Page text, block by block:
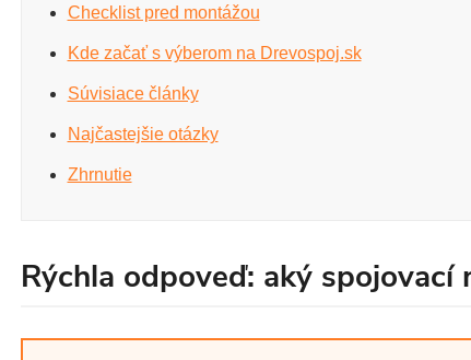
Checklist pred montážou
Kde začať s výberom na Drevospoj.sk
Súvisiace články
Najčastejšie otázky
Zhrnutie
Rýchla odpoveď: aký